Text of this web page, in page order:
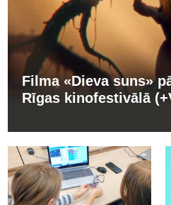
Filma «Dieva suns»
Rīgas kinofestivālā